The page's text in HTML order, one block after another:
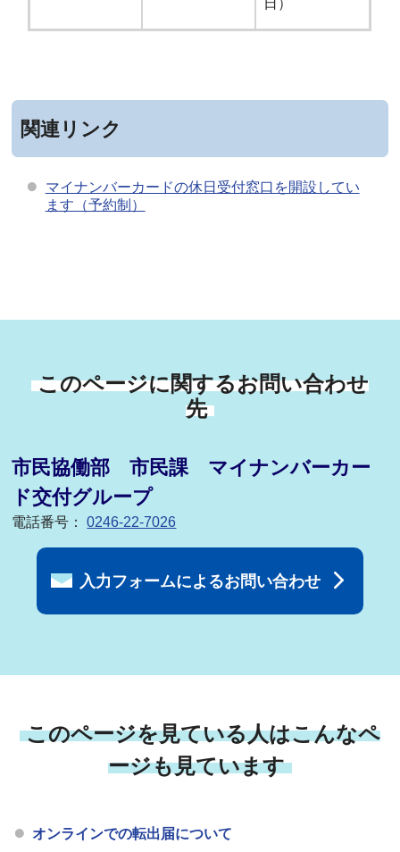
日）
関連リンク
マイナンバーカードの休日受付窓口を開設してい
ます（予約制）
このページに関するお問い合わせ
先
市民協働部 市民課 マイナンバーカー
ド交付グループ
電話番号：0246-22-7026
入力フォームによるお問い合わせ
このページを見ている人はこんなペ
ージも見ています
オンラインでの転出届について